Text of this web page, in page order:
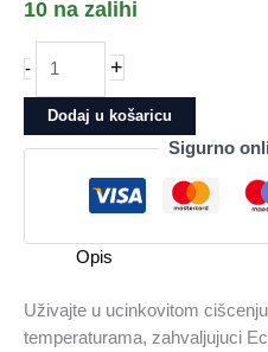
10 na zalihi
-
za
pranje
i
SAMSUNG
WD80T4046CE/LE
količina
+
Dodaj u košaricu
Sigurno
Opis
Uživajte u ucinkovitom
temperaturama, zahvaljujuci